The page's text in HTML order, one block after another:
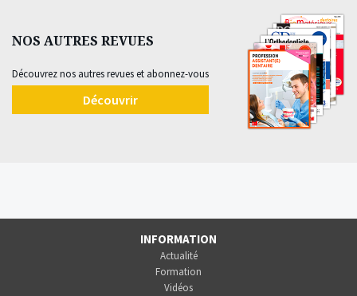
NOS AUTRES REVUES
Découvrez nos autres revues et abonnez-vous
Découvrir
INFORMATION
Actualité
Formation
Vidéos